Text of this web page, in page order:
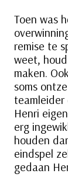
Toen was
remise te
weet,
maken.
soms
teamleider
Henri
erg
houden
eindspel
gedaan